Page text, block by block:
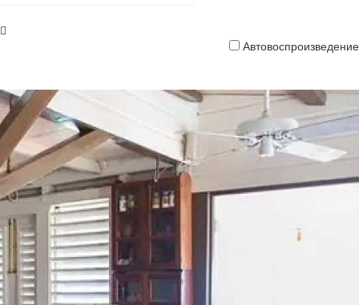
Автовоспроизведение
Кредитная
карта